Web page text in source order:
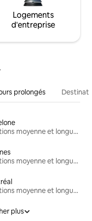
Logements
d'entreprise
prolongés
Locations moyenne et longue durée
Locations moyenne et longue durée
Locations moyenne et longue durée
plus